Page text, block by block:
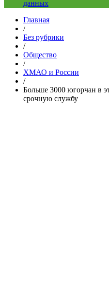
данных
Главная
/
Без рубрики
/
Общество
/
ХМАО и России
/
Больше 3000 югорчан в
срочную службу